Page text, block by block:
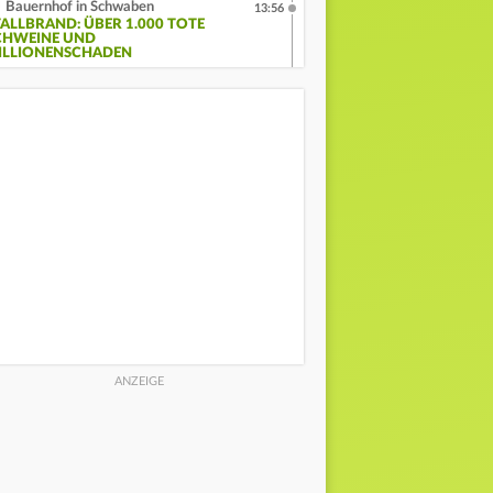
Bauernhof in Schwaben
ÜBER 1.000 TOTE
UND
13:56